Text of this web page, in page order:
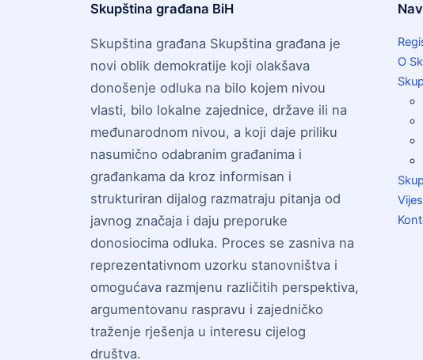
Skupština građana BiH
Skupština građana Skupština građana je
novi oblik demokratije koji olakšava
donošenje odluka na bilo kojem nivou
vlasti, bilo lokalne zajednice, države ili na
međunarodnom nivou, a koji daje priliku
nasumično odabranim građanima i
građankama da kroz informisan i
strukturiran dijalog razmatraju pitanja od
javnog značaja i daju preporuke
donosiocima odluka. Proces se zasniva na
reprezentativnom uzorku stanovništva i
omogućava razmjenu različitih perspektiva,
argumentovanu raspravu i zajedničko
traženje rješenja u interesu cijelog
društva.
O